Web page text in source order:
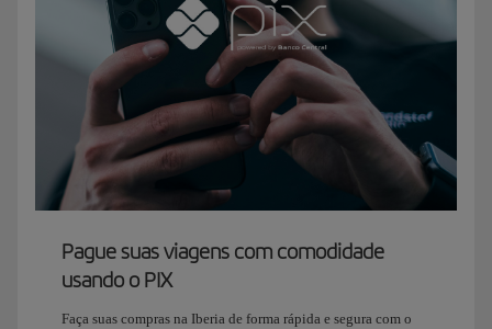
Pague suas viagens com comodidade
usando o PIX
Faça suas compras na Iberia de forma rápida e segura com o